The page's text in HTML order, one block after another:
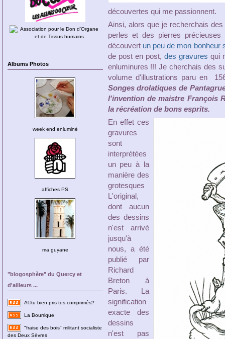
Albums Photos
week end enluminé
affiches PS
ma guyane
"blogosphère" du Quercy et
d'ailleurs ...
A©tu bien pris tes comprimés?
La Bourrique
"fraise des bois" militant socialiste
des Deux Sèvres
découvertes qui me passionnent.
Ainsi, alors que je recherchais
perles et des pierres
découvert un peu de mon bonheur
de post en post, des gravures qui
enluminures !!! Je cherchais des
volume d'illustrations paru en
Songes drolatiques de
l'invention de maistre François
la récréation de bons esprits.
En effet ces
gravures
sont
interprétées
un peu à la
manière des
grotesques
L'original,
dont aucun
des dessins
n'est arrivé
jusqu'à
nous, a été
publié par
Richard
Breton à
Paris. La
signification
exacte des
dessins
n'est pas